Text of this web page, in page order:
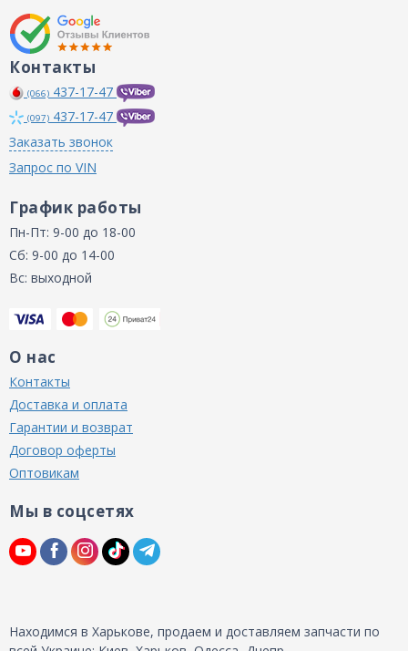
Контакты
(066) 437-17-47
(097) 437-17-47
Заказать звонок
Запрос по VIN
График работы
Пн-Пт: 9-00 до 18-00
Сб: 9-00 до 14-00
Вс: выходной
О нас
Контакты
Доставка и оплата
Гарантии и возврат
Договор оферты
Оптовикам
Мы в соцсетях
Находимся в Харькове, продаем и доставляем запчасти по